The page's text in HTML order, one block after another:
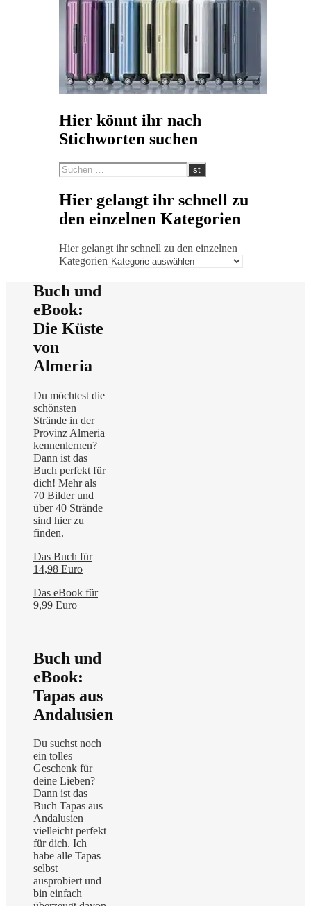
Hier könnt ihr nach
Stichworten suchen
Hier gelangt ihr schnell zu
den einzelnen Kategorien
Hier gelangt ihr schnell zu den einzelnen
Kategorien
Buch und
eBook:
Die Küste
von
Almeria
Du möchtest die
schönsten
Strände in der
Provinz Almeria
kennenlernen?
Dann ist das
Buch perfekt für
dich! Mehr als
70 Bilder und
über 40 Strände
sind hier zu
finden.
Das Buch für
14,98 Euro
Das eBook für
9,99 Euro
Buch und
eBook:
Tapas aus
Andalusien
Du suchst noch
ein tolles
Geschenk für
deine Lieben?
Dann ist das
Buch Tapas aus
Andalusien
vielleicht perfekt
für dich. Ich
habe alle Tapas
selbst
ausprobiert und
bin einfach